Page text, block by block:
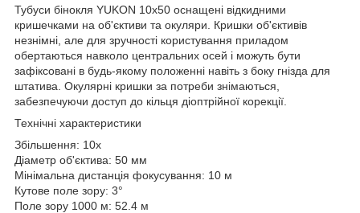
Тубуси бінокля YUKON 10x50 оснащені відкидними
кришечками на об'єктиви та окуляри. Кришки об'єктивів
незнімні, але для зручності користування приладом
обертаються навколо центральних осей і можуть бути
зафіксовані в будь-якому положенні навіть з боку гнізда для
штатива. Окулярні кришки за потреби знімаються,
забезпечуючи доступ до кільця діоптрійної корекції.
Технічні характеристики
Збільшення: 10x
Діаметр об'єктива: 50 мм
Мінімальна дистанція фокусування: 10 м
Кутове поле зору: 3°
Поле зору 1000 м: 52.4 м